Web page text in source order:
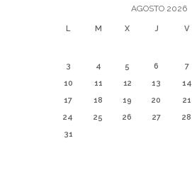
AGOSTO 2026
L M X J V
3
4 5 6 7
10
11 12 13 14
17
18 19 20 21
24
25 26 27 28
31